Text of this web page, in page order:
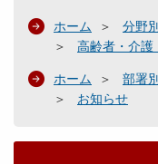
ホーム 分野
高齢者・介護
ホーム 部署
お知らせ